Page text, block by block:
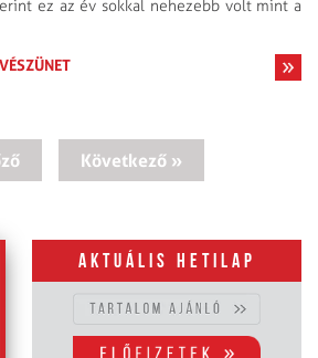
ez az év sokkal nehezebb volt mint a
Következő »
Aktuális hetilap